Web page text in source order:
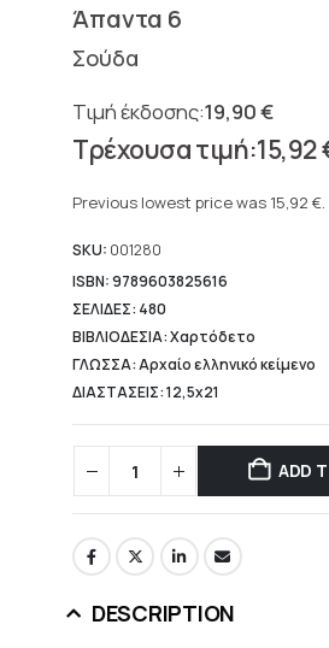
Άπαντα 6
Σούδα
19,90€
Original
price
19,90 €.
15,92
price
15,92 €.
Previous lowest price was 15,92 €.
SKU: 001280
ISBN: 9789603825616
ΣΕΛΙΔΕΣ: 480
ΒΙΒΛΙΟΔΕΣΙΑ: Χαρτόδετο
ΓΛΩΣΣΑ: Αρχαίο ελληνικό κείμενο
ΔΙΑΣΤΑΣΕΙΣ: 12,5x21
ADD
DESCRIPTION